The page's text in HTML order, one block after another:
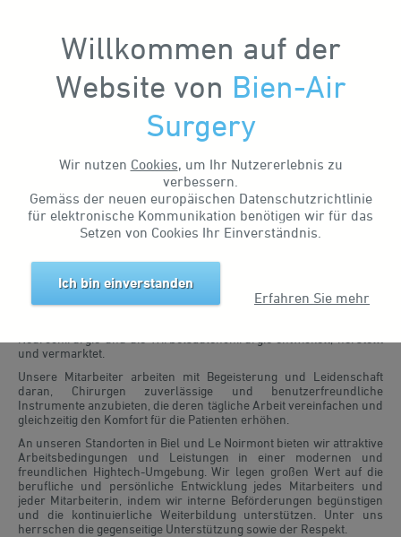
Willkommen auf der
Website von Bien-Air
Surgery
Wir nutzen Cookies, um Ihr Nutzererlebnis zu
verbessern.
Gemäss der neuen europäischen Datenschutzrichtlinie
für elektronische Kommunikation benötigen wir für das
Setzen von Cookies Ihr Einverständnis.
Ich bin einverstanden
Erfahren Sie mehr
Startseite Offene Stellen
Arbeiten bei Bien-Air Surgery
Bien-Air Surgery ist ein schnell wachsendes internationales
und vermarktet.
Unsere Mitarbeiter arbeiten mit Begeisterung und Leidenschaft
daran, Chirurgen zuverlässige und benutzerfreundliche
Instrumente anzubieten, die deren tägliche Arbeit vereinfachen und
gleichzeitig den Komfort für die Patienten erhöhen.
An unseren Standorten in Biel und Le Noirmont bieten wir attraktive
Arbeitsbedingungen und Leistungen in einer modernen und
freundlichen Hightech-Umgebung. Wir legen großen Wert auf die
berufliche und persönliche Entwicklung jedes Mitarbeiters und
jeder Mitarbeiterin, indem wir interne Beförderungen begünstigen
und die kontinuierliche Weiterbildung unterstützen. Unter uns
herrschen die gegenseitige Unterstützung sowie der Respekt.